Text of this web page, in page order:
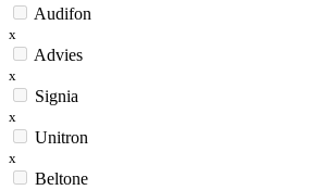
Audifon
x
Advies
x
Signia
x
Unitron
x
Beltone